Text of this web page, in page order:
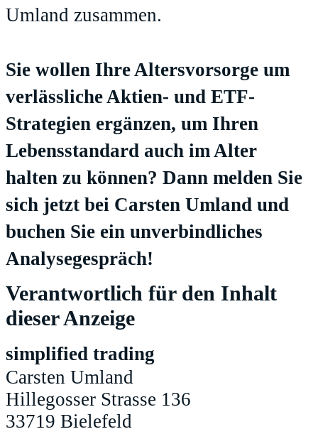
Umland zusammen.
Sie wollen Ihre Altersvorsorge um
verlässliche Aktien- und ETF-
Strategien ergänzen, um Ihren
Lebensstandard auch im Alter
halten zu können? Dann melden Sie
sich jetzt bei Carsten Umland und
buchen Sie ein unverbindliches
Analysegespräch!
Verantwortlich für den Inhalt
dieser Anzeige
simplified trading
Carsten Umland
Hillegosser Strasse 136
33719 Bielefeld